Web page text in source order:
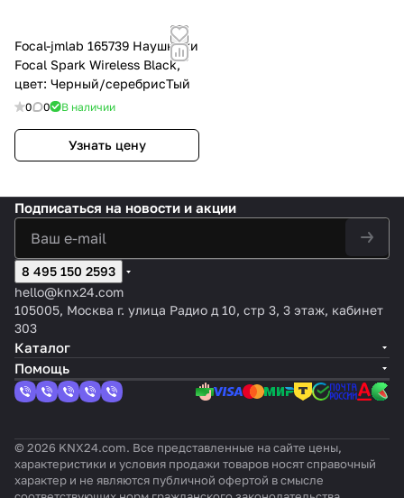
Focal-jmlab 165739 Наушники
Focal Spark Wireless Black,
цвет: Черный/серебрисТый
0 0 В наличии
Узнать цену
Подписаться на новости и акции
8 495 150 2593
hello@knx24.com
105005, Москва г. улица Радио д 10, стр 3, 3 этаж, кабинет
303
Каталог
Помощь
© 2026 KNX24.com. Все представленные на сайте цены,
характеристики и условия продажи товаров носят справочный
характер и не являются публичной офертой в смысле